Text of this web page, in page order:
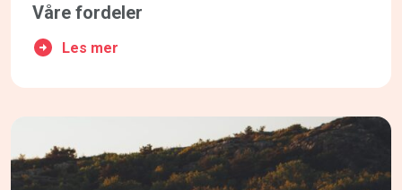
Våre fordeler
Les mer